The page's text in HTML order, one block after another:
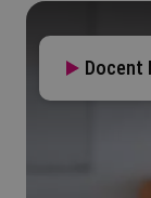
Docent